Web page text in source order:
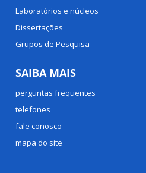
Laboratórios e núcleos
Dissertações
Grupos de Pesquisa
SAIBA MAIS
perguntas frequentes
telefones
fale conosco
mapa do site